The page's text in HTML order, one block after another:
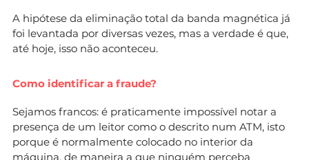
A hipótese da eliminação total da banda magnética já
foi levantada por diversas vezes, mas a verdade é que,
até hoje, isso não aconteceu.
Como identificar a fraude?
Sejamos francos: é praticamente impossível notar a
presença de um leitor como o descrito num ATM, isto
porque é normalmente colocado no interior da
máquina, de maneira a que ninguém perceba